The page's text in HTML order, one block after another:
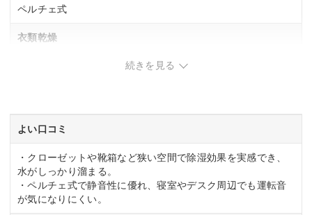
ペルチェ式
衣類乾燥
ー
除湿能力(鉄筋)
ー
タンク容量
続きを見る
よい口コミ
・クローゼットや靴箱など狭い空間で除湿効果を実感でき、
水がしっかり溜まる。
・ペルチェ式で静音性に優れ、寝室やデスク周辺でも運転音
が気になりにくい。